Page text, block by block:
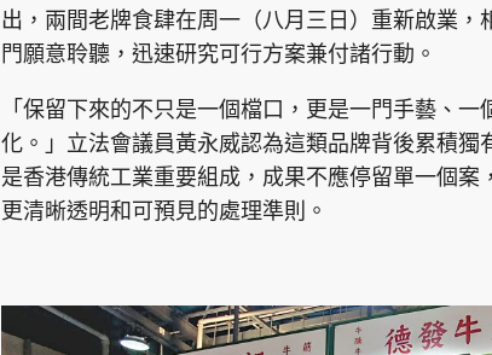
出，兩間老牌食肆在周一（八月三日）重新啟業，
門願意聆聽，迅速研究可行方案兼付諸行動。
「保留下來的不只是一個檔口，更是一門手藝、
化。」立法會議員黃永威認為這類品牌背後累積獨
是香港傳統工業重要組成，成果不應停留單一個案
更清晰透明和可預見的處理準則。